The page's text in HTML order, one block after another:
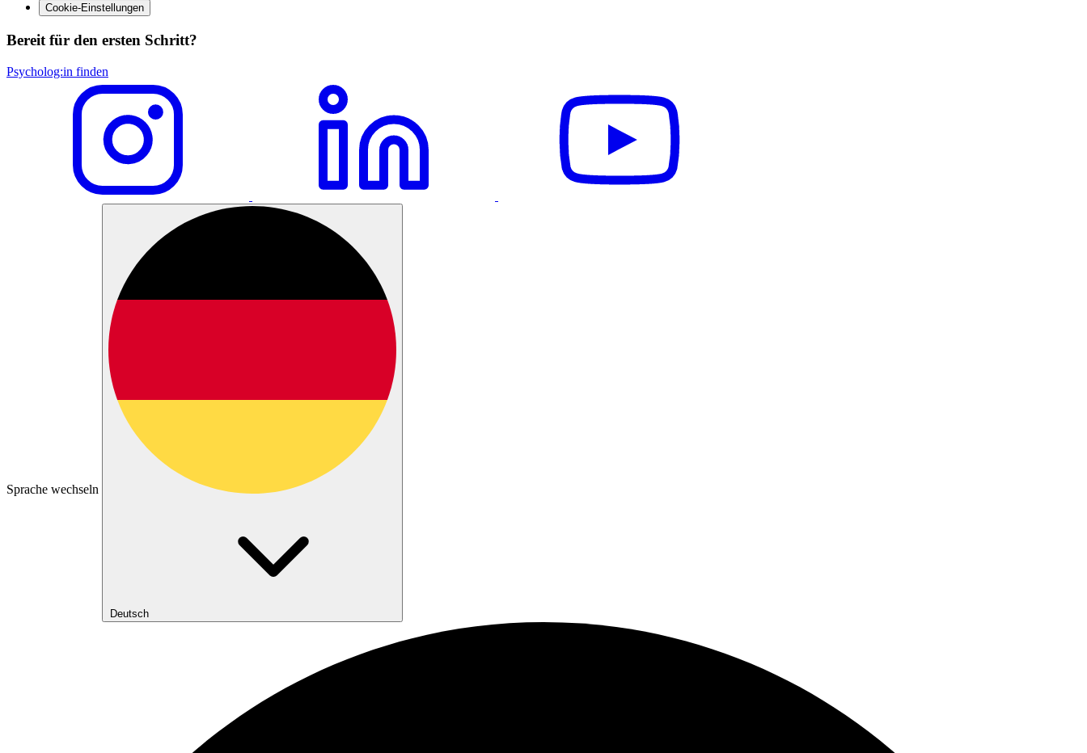
Cookie-Einstellungen
Bereit für den ersten Schritt?
Psycholog:in finden
Sprache wechseln
Deutsch